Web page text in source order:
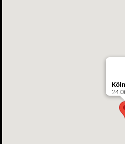
Köln